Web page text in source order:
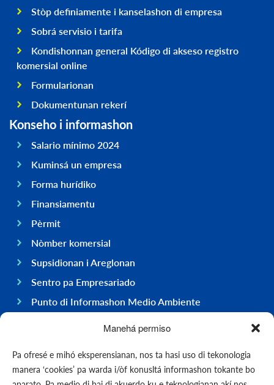
Manehá permiso
Pa ofresé e mihó eksperensianan, nos ta hasi uso di tekonologia
manera ‘cookies’ pa warda i/òf konusltá informashon tokante bo
Stòp definiamente i kanselashon di empresa
Sobrá servisio i tarifa
Kondishonnan general Kódigo di akseso registro
komersial online
Formularionan
Dokumentunan rekerí
Konseho i informashon
Salario mínimo 2024
Kuminsá un empresa
Forma hurídiko
Finansiamentu
Pèrmit
Nòmber komersial
Supsidionan i Areglonan
Sentro pa Empresariado
Punto di Informashon Medio Ambiente
Hasi negoshi na Boneiru
Ekonomia
Gobièrnu